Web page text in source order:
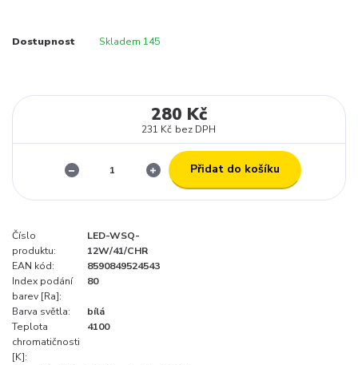
Dostupnost Skladem 145
280 Kč
231 Kč bez DPH
Přidat do košíku
Číslo
produktu:
LED-WSQ-
12W/41/CHR
EAN kód:
8590849524543
Index podání
barev [Ra]:
80
Barva světla:
bílá
Teplota
chromatičnosti
[K]:
4100